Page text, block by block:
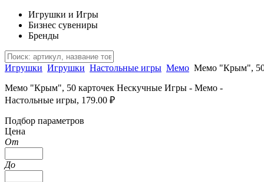
Игрушки и Игры
Бизнес сувениры
Бренды
Игрушки Игрушки Настольные игры Мемо Мемо "Крым", 50
Мемо "Крым", 50 карточек Нескучные Игры - Мемо -
Настольные игры, 179.00 ₽
Подбор параметров
Цена
От
До